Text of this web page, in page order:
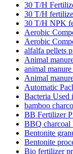
30 T/H
30 T/H
30 T/H NPK
Aerobic
Aerobic
alfalfa pellets
Animal
animal
Animal
Automatic
Bacteria Used
bamboo
BB Fertilizer
BBQ charcoal
Bentonite
Bentonite
Bio fertilizer